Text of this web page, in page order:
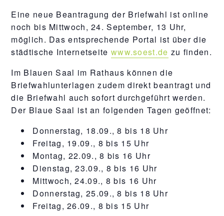
Eine neue Beantragung der Briefwahl ist online
noch bis Mittwoch, 24. September, 13 Uhr,
möglich. Das entsprechende Portal ist über die
städtische Internetseite www.soest.de zu finden.
Im Blauen Saal im Rathaus können die
Briefwahlunterlagen zudem direkt beantragt und
die Briefwahl auch sofort durchgeführt werden.
Der Blaue Saal ist an folgenden Tagen geöffnet:
Donnerstag, 18.09., 8 bis 18 Uhr
Freitag, 19.09., 8 bis 15 Uhr
Montag, 22.09., 8 bis 16 Uhr
Dienstag, 23.09., 8 bis 16 Uhr
Mittwoch, 24.09., 8 bis 16 Uhr
Donnerstag, 25.09., 8 bis 18 Uhr
Freitag, 26.09., 8 bis 15 Uhr